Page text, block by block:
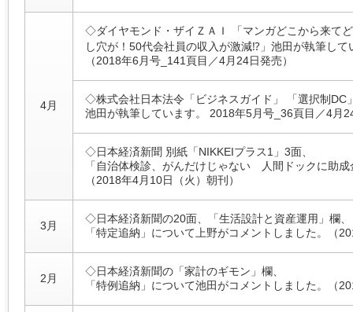
4月
◇ダイヤモンド・ザイＺＡＩ 「マンガどこから来て
し穴が！50代会社員の収入が激減⁉」池田が執筆して
（2018年6月号_141頁目／4月24日発売）
◇株式会社日本法令「ビジネスガイド」 「選択制DC
池田が執筆しています。 2018年5月号_36頁目／4月
◇日本経済新聞 別紙「NIKKEIプラス1」3面、
「自治体検診、がんだけじゃない 人間ドックに助
（2018年4月10日（火）朝刊）
3月
◇日本経済新聞の20面、「生活設計と資産運用」欄、
「特定追納」について上野がコメントしました。（
2月
◇日本経済新聞の「家計のギモン」欄、
「特例追納」について池田がコメントしました。（